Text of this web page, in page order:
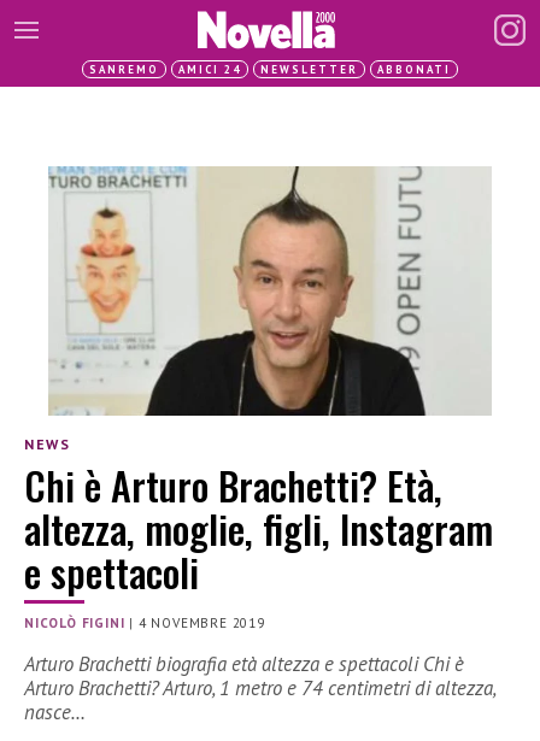
SANREMO AMICI 24 NEWSLETTER ABBONATI
NEWS
Chi è Arturo Brachetti? Età,
altezza, moglie, figli, Instagram
e spettacoli
NICOLÒ FIGINI | 4 NOVEMBRE 2019
Arturo Brachetti biografia età altezza e spettacoli Chi è
Arturo Brachetti? Arturo, 1 metro e 74 centimetri di altezza,
nasce…